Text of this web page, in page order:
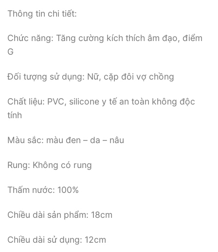
Thông tin chi tiết:
Chức năng: Tăng cường kích thích âm đạo, điểm
G
Đối tượng sử dụng: Nữ, cặp đôi vợ chồng
Chất liệu: PVC, silicone y tế an toàn không độc
tính
Màu sắc: màu đen – da – nâu
Rung: Không có rung
Thấm nước: 100%
Chiều dài sản phẩm: 18cm
Chiều dài sử dụng: 12cm